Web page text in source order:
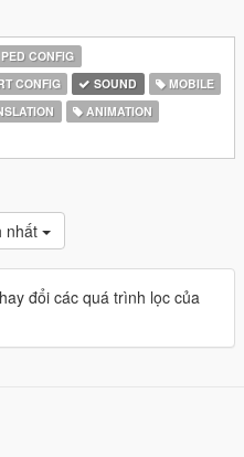
CONFIG
CONFIG SOUND
MOBILE
ANIMATION
nhất
đổi các quá trình lọc của